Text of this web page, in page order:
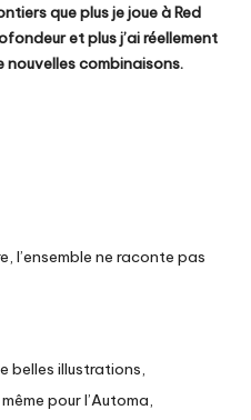
que plus je joue à Red
et plus j’ai réellement
nouvelles combinaisons.
l’ensemble ne raconte pas
belles illustrations,
pour l’Automa,